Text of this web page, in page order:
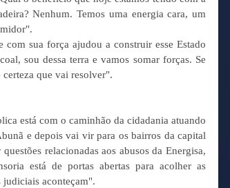
Nenhum. Temos uma energia cara, um
sua força ajudou a construir esse Estado
sou dessa terra e vamos somar forças. Se
que vai resolver".
está com o caminhão da cidadania atuando
e depois vai vir para os bairros da capital
relacionadas aos abusos da Energisa,
está de portas abertas para acolher as
judiciais aconteçam".